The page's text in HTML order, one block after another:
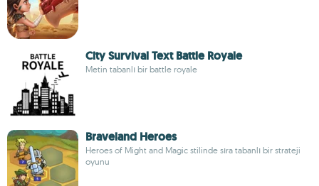
City Survival Text Battle Royale
Metin tabanlı bir battle royale
Braveland Heroes
Heroes of Might and Magic stilinde sıra tabanlı bir strateji
oyunu